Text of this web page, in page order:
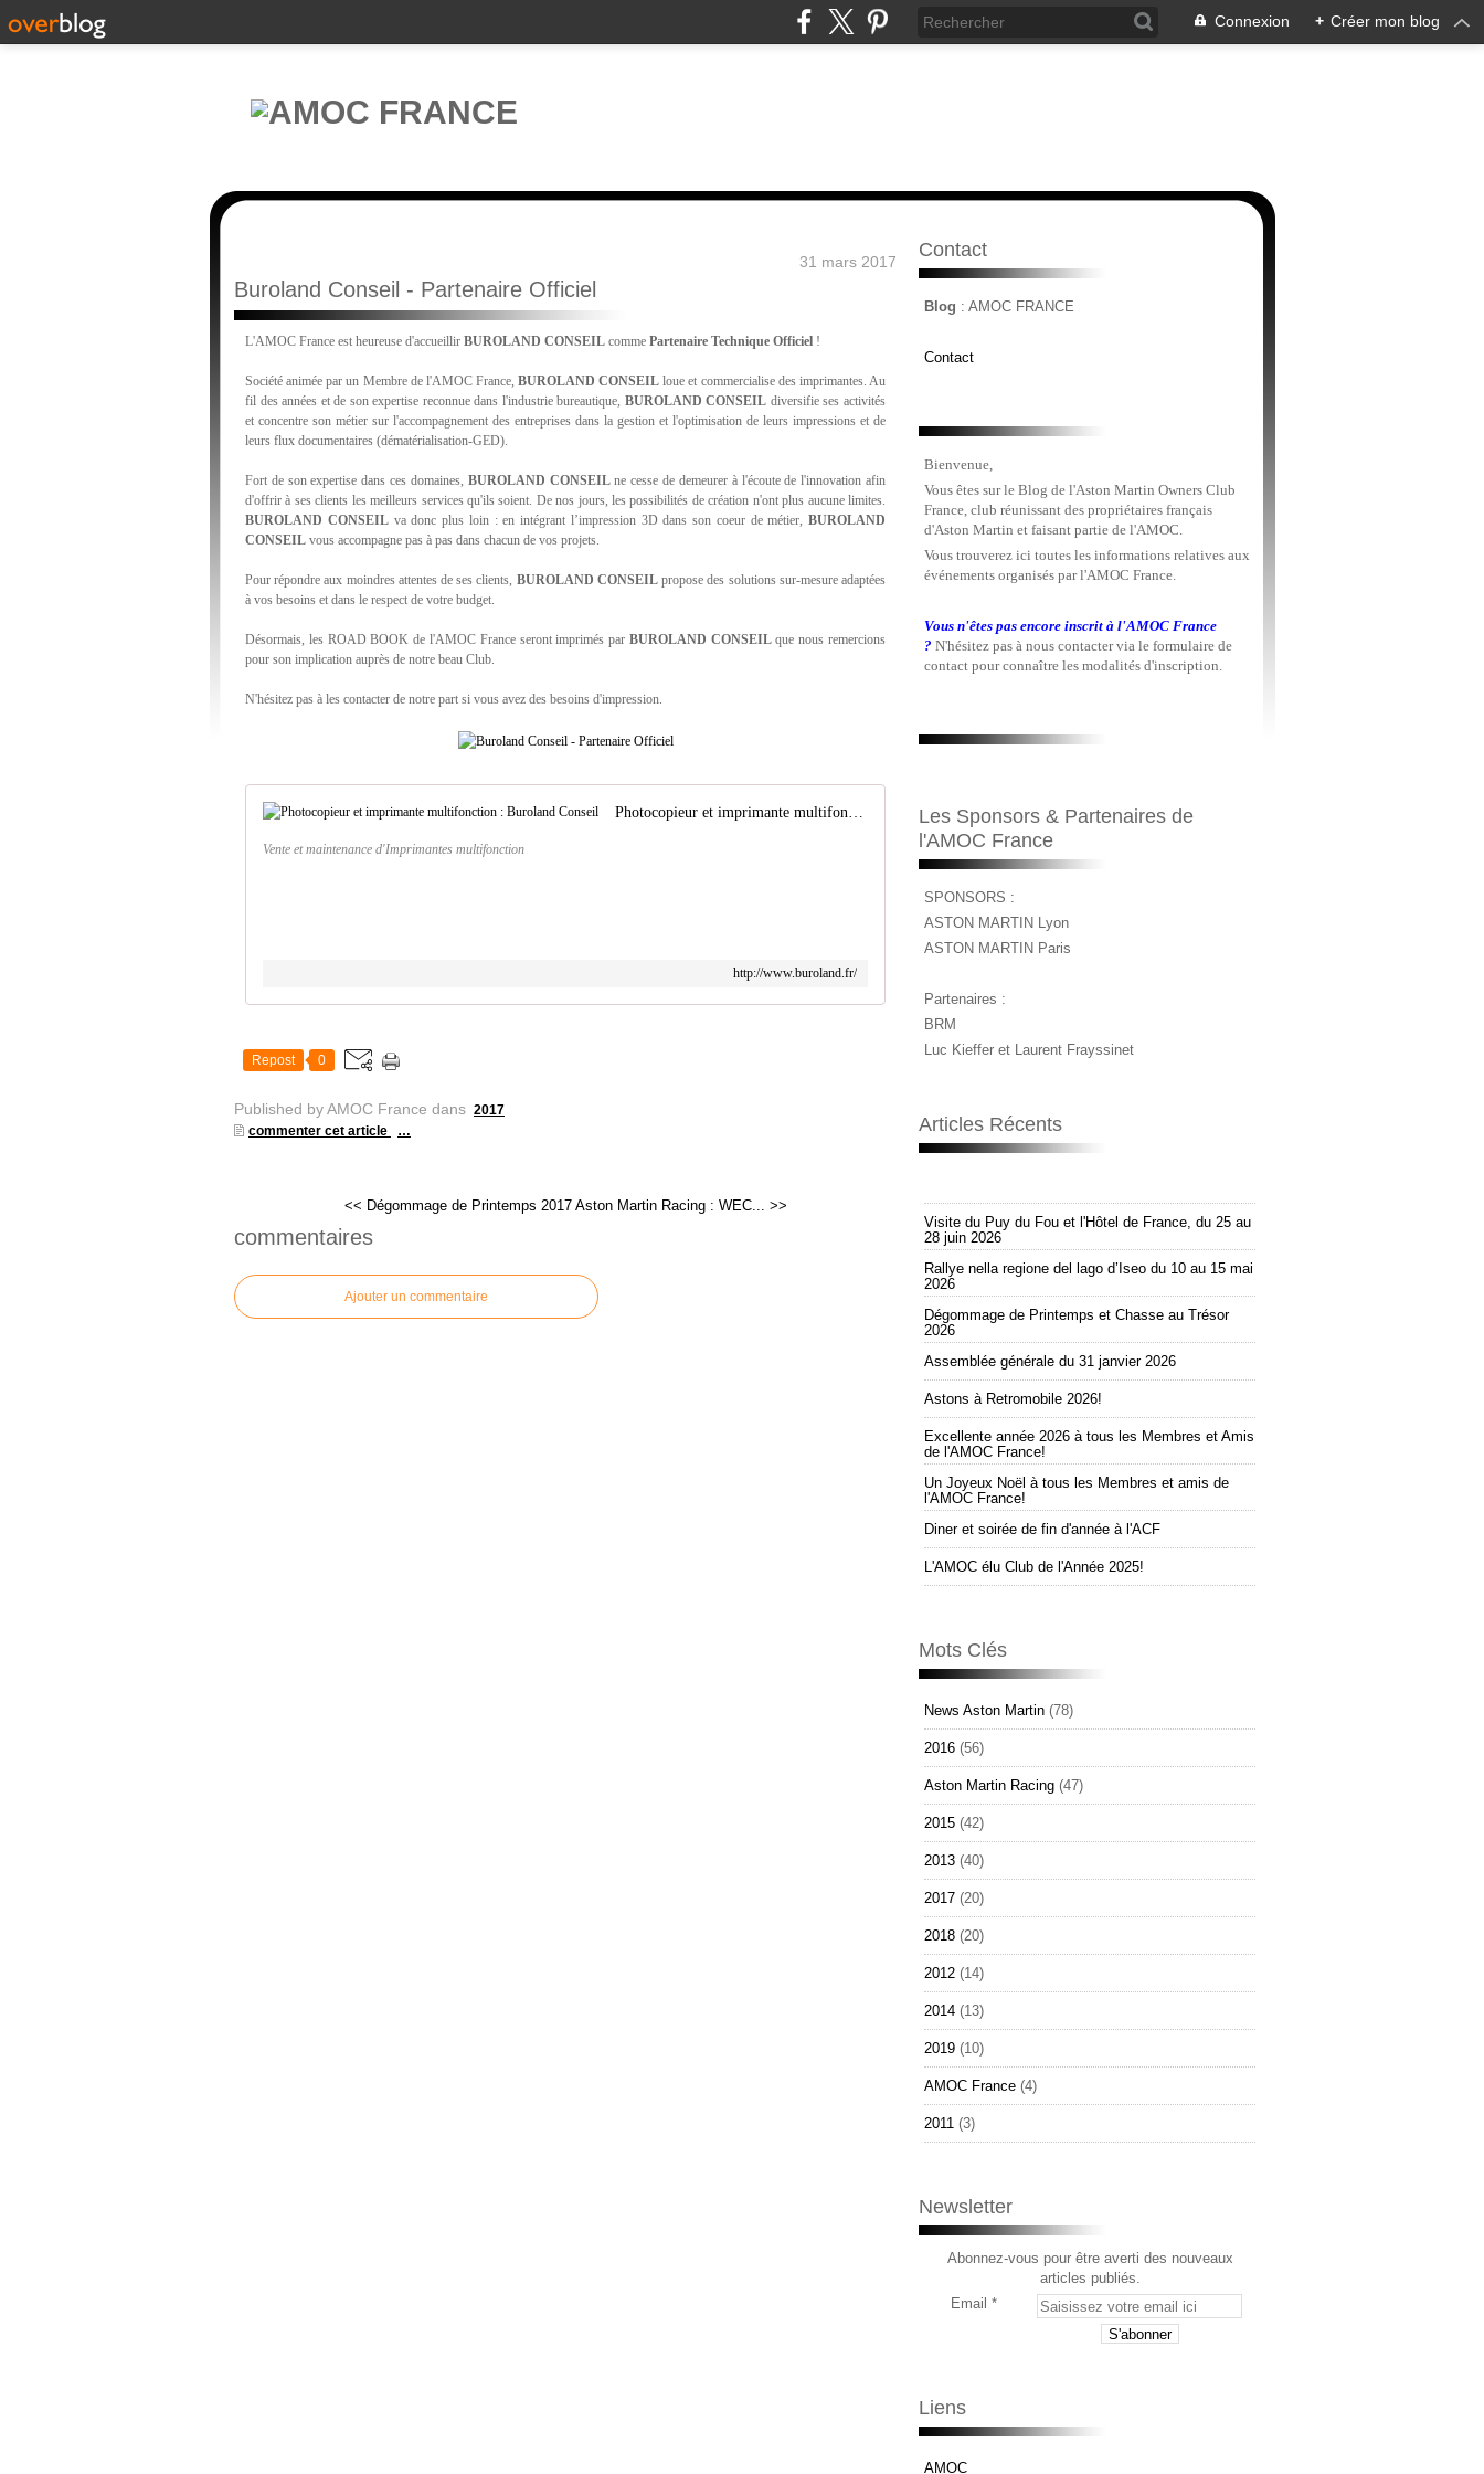
Connexion + Créer mon blog
31 mars 2017
Buroland Conseil - Partenaire Officiel
L'AMOC France est heureuse d'accueillir BUROLAND CONSEIL comme Partenaire Technique Officiel !
Société animée par un Membre de l'AMOC France,BUROLAND CONSEIL loue et commercialise des imprimantes. Au
fil des années et de son expertise reconnue dans l'industrie bureautique, BUROLAND CONSEIL diversifie ses activités
et concentre son métier sur l'accompagnement des entreprises dans la gestion et l'optimisation de leurs impressions et de
leurs flux documentaires (dématérialisation-GED).
Fort de son expertise dans ces domaines, BUROLAND CONSEILne cesse de demeurer à l'écoute de l'innovation afin
d'offrir à ses clients les meilleurs services qu'ils soient. De nos jours, les possibilités de création n'ont plus aucune limites.
BUROLAND CONSEILva donc plus loin : en intégrant l’impression 3D dans son coeur de métier, BUROLAND
CONSEIL vous accompagne pas à pas dans chacun de vos projets.
Pour répondre aux moindres attentes de ses clients, BUROLAND CONSEILpropose des solutions sur-mesure adaptées
à vos besoins et dans le respect de votre budget.
Désormais, les ROAD BOOK de l'AMOC France seront imprimés par BUROLAND CONSEILque nous remercions
pour son implication auprès de notre beau Club.
N'hésitez pas à les contacter de notre part si vous avez des besoins d'impression.
Vente et maintenance d'Imprimantes multifonction
http://www.buroland.fr/
Repost 0
Published by AMOC France dans 2017
commenter cet article
…
<< Dégommage de Printemps 2017 Aston Martin Racing : WEC... >>
commentaires
Ajouter un commentaire
Contact
Blog : AMOC FRANCE
Contact
Bienvenue,
Vous êtes sur le Blog de l'Aston Martin Owners Club
France, club réunissant des propriétaires français
d'Aston Martin et faisant partie de l'AMOC.
Vous trouverez ici toutes les informations relatives aux
événements organisés par l'AMOC France.
Vous n'êtes pas encore inscrit à l'AMOC France
? N'hésitez pas à nous contacter via le formulaire de
contact pour connaître les modalités d'inscription.
Les Sponsors & Partenaires de
l'AMOC France
SPONSORS :
ASTON MARTIN Lyon
ASTON MARTIN Paris
Partenaires :
BRM
Luc Kieffer et Laurent Frayssinet
Articles Récents
Visite du Puy du Fou et l'Hôtel de France, du 25 au
28 juin 2026
Rallye nella regione del lago d’Iseo du 10 au 15 mai
2026
Dégommage de Printemps et Chasse au Trésor
2026
Assemblée générale du 31 janvier 2026
Astons à Retromobile 2026!
Excellente année 2026 à tous les Membres et Amis
de l'AMOC France!
Un Joyeux Noël à tous les Membres et amis de
l'AMOC France!
Diner et soirée de fin d'année à l'ACF
L'AMOC élu Club de l'Année 2025!
Mots Clés
News Aston Martin (78)
2016 (56)
Aston Martin Racing (47)
2015 (42)
2013 (40)
2017 (20)
2018 (20)
2012 (14)
2014 (13)
2019 (10)
AMOC France (4)
2011 (3)
Newsletter
Abonnez-vous pour être averti des nouveaux
articles publiés.
Email
Liens
AMOC